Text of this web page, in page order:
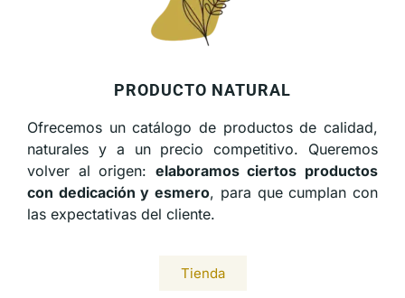
PRODUCTO NATURAL
Ofrecemos un catálogo de productos de calidad,
naturales y a un precio competitivo. Queremos
volver al origen: elaboramos ciertos productos
con dedicación y esmero, para que cumplan con
las expectativas del cliente.
Tienda